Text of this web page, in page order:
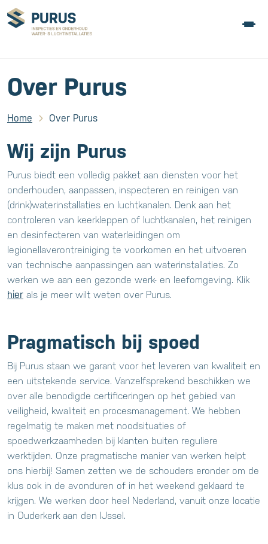
Over Purus
Home Over Purus
Wij zijn Purus
Purus biedt een volledig pakket aan diensten voor het
onderhouden, aanpassen, inspecteren en reinigen van
(drink)waterinstallaties en luchtkanalen. Denk aan het
controleren van keerkleppen of luchtkanalen, het reinigen
en desinfecteren van waterleidingen om
legionellaverontreiniging te voorkomen en het uitvoeren
van technische aanpassingen aan waterinstallaties. Zo
werken we aan een gezonde werk- en leefomgeving. Klik
hier als je meer wilt weten over Purus.
Pragmatisch bij spoed
Bij Purus staan we garant voor het leveren van kwaliteit en
een uitstekende service. Vanzelfsprekend beschikken we
over alle benodigde certificeringen op het gebied van
veiligheid, kwaliteit en procesmanagement. We hebben
regelmatig te maken met noodsituaties of
spoedwerkzaamheden bij klanten buiten reguliere
werktijden. Onze pragmatische manier van werken helpt
ons hierbij! Samen zetten we de schouders eronder om de
klus ook in de avonduren of in het weekend geklaard te
krijgen. We werken door heel Nederland, vanuit onze locatie
in Ouderkerk aan den IJssel.